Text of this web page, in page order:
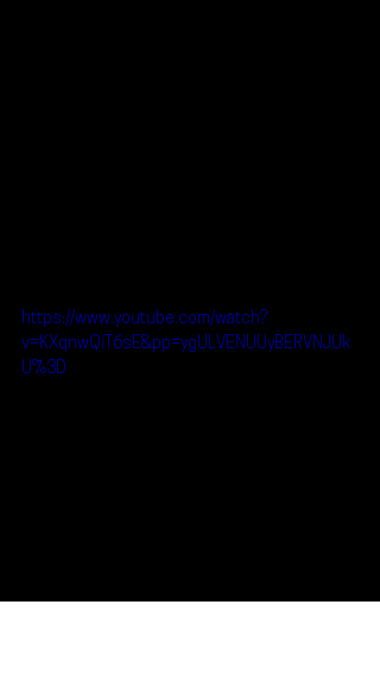
https://www.youtube.com/watch?
v=KXqnwQiT6sE&pp=ygULVENUUyBERVNJUk
U%3D